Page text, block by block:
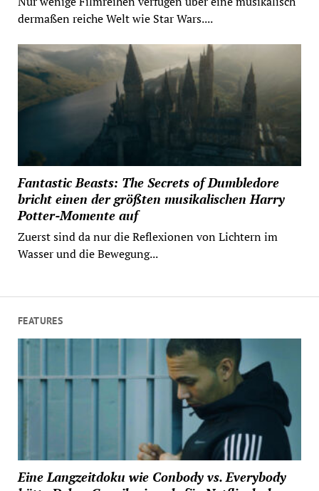
dermaßen reiche Welt wie Star Wars....
Fantastic Beasts: The Secrets of Dumbledore
bricht einen der größten musikalischen Harry
Potter-Momente auf
Zuerst sind da nur die Reflexionen von Lichtern im
Wasser und die Bewegung...
FEATURES
Eine Langzeitdoku wie Conbody vs. Everybody